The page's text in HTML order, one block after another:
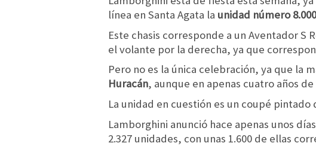
línea en Santa Agata la unidad número
Este chasis corresponde a un Aventador
el volante por la derecha, ya que
Pero no es la única celebración, ya que la
Huracán, aunque en apenas cuatro años de
La unidad en cuestión es un coupé pintado
Lamborghini anunció hace apenas unos
2.327 unidades, con unas 1.600 de ellas